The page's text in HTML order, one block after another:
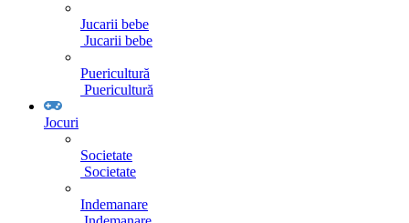
Jucarii bebe
Jucarii bebe
Puericultură
Puericultură
Jocuri
Societate
Societate
Indemanare